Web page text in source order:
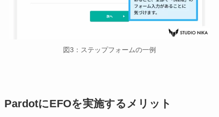
図3：ステップフォームの一例
PardotにEFOを実施するメリット